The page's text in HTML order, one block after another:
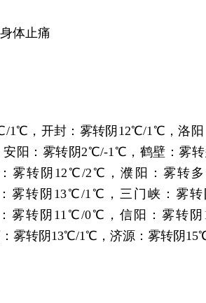
体止痛
1℃，开封：雾转阴12℃/1℃，洛阳
阳：雾转阴2℃/-1℃，鹤壁：雾
雾转阴12℃/2℃，濮阳：雾转
雾转阴13℃/1℃，三门峡：雾
雾转阴11℃/0℃，信阳：雾转
雾转阴13℃/1℃，济源：雾转阴